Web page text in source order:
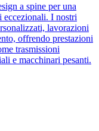
a spine per una
eccezionali. I nostri
lavorazioni
offrendo prestazioni
trasmissioni
e macchinari pesanti.